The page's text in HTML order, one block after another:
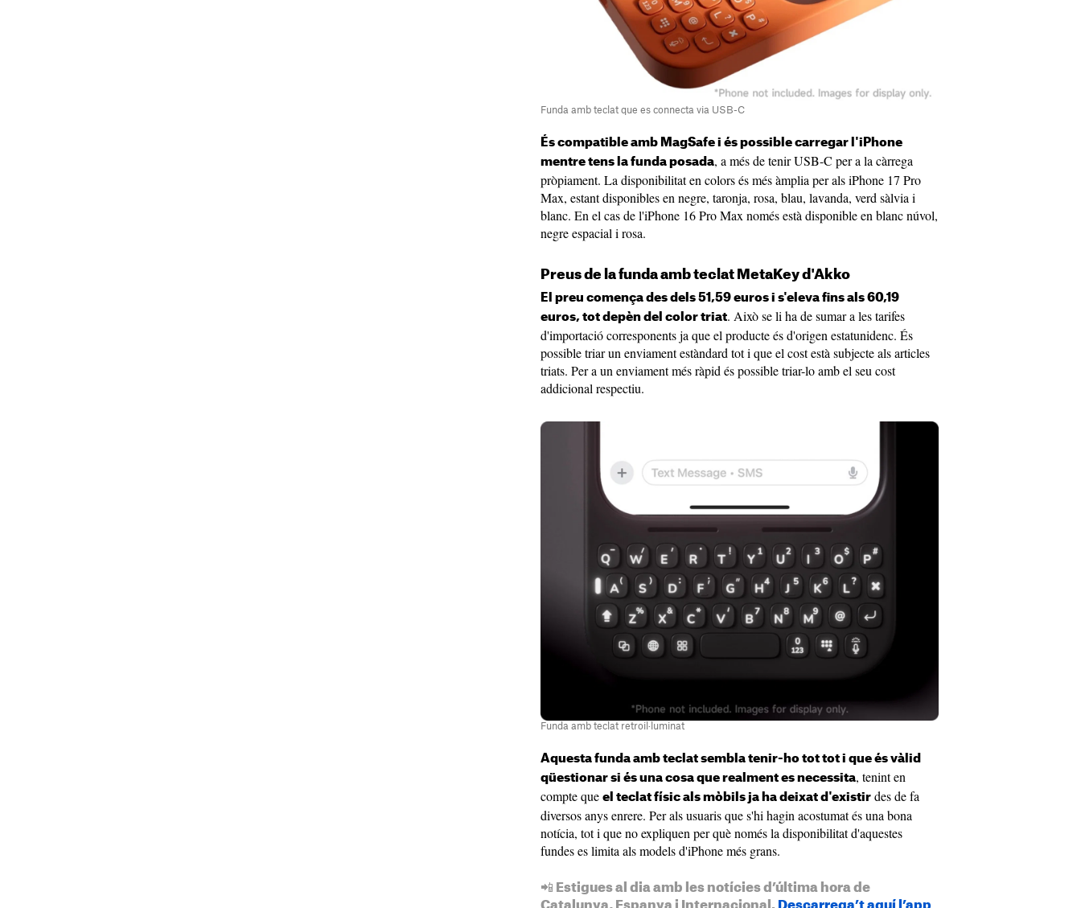
Funda amb teclat que es connecta via USB-C
És compatible amb MagSafe i és possible carregar l'iPhone
mentre tens la funda posada, a més de tenir USB-C per a la càrrega
pròpiament. La disponibilitat en colors és més àmplia per als iPhone 17 Pro
Max, estant disponibles en negre, taronja, rosa, blau, lavanda, verd sàlvia i
blanc. En el cas de l'iPhone 16 Pro Max només està disponible en blanc núvol,
negre espacial i rosa.
Preus de la funda amb teclat MetaKey d'Akko
El preu comença des dels 51,59 euros i s'eleva fins als 60,19
euros, tot depèn del color triat. Això se li ha de sumar a les tarifes
d'importació corresponents ja que el producte és d'origen estatunidenc. És
possible triar un enviament estàndard tot i que el cost està subjecte als articles
triats. Per a un enviament més ràpid és possible triar-lo amb el seu cost
addicional respectiu.
Funda amb teclat retroil·luminat
Aquesta funda amb teclat sembla tenir-ho tot tot i que és vàlid
qüestionar si és una cosa que realment es necessita, tenint en
compte que el teclat físic als mòbils ja ha deixat d'existir des de fa
diversos anys enrere. Per als usuaris que s'hi hagin acostumat és una bona
notícia, tot i que no expliquen per què només la disponibilitat d'aquestes
fundes es limita als models d'iPhone més grans.
📲 Estigues al dia amb les notícies d’última hora de
Catalunya, Espanya i Internacional. Descarrega’t aquí l’app